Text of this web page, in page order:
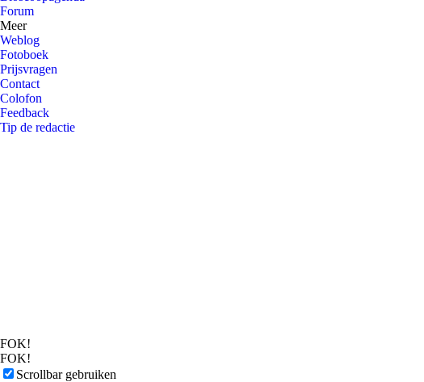
Forum
Meer
Weblog
Fotoboek
Prijsvragen
Contact
Colofon
Feedback
Tip de redactie
FOK!
FOK!
Scrollbar gebruiken